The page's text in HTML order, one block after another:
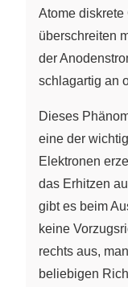
Atome diskrete
überschreiten
der
schlagartig an
Dieses
eine der
Elektronen
das Erhitzen
gibt es beim
keine
rechts aus,
beliebigen